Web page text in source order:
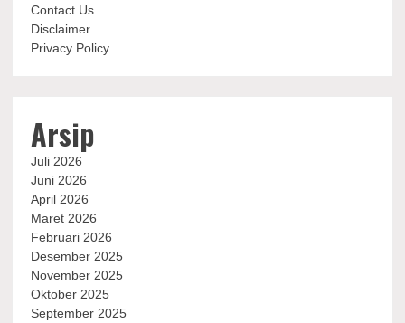
Contact Us
Disclaimer
Privacy Policy
Arsip
Juli 2026
Juni 2026
April 2026
Maret 2026
Februari 2026
Desember 2025
November 2025
Oktober 2025
September 2025